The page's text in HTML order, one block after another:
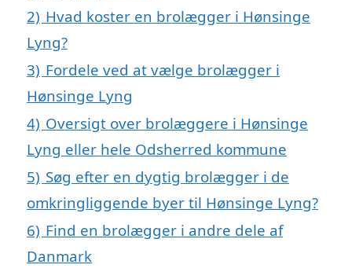
2) Hvad koster en brolægger i Hønsinge
Lyng?
3) Fordele ved at vælge brolægger i
Hønsinge Lyng
4) Oversigt over brolæggere i Hønsinge
Lyng eller hele Odsherred kommune
5) Søg efter en dygtig brolægger i de
omkringliggende byer til Hønsinge Lyng?
6) Find en brolægger i andre dele af
Danmark